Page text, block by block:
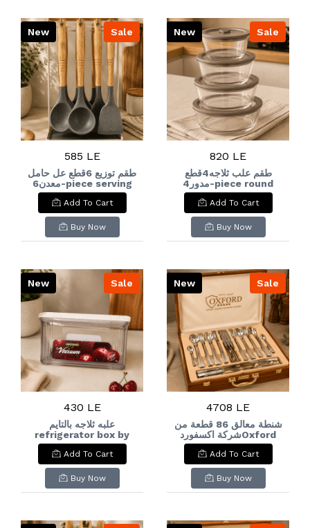
Sale
New
585 LE
طقم توزيع 6قطع عل حامل
معدن6-piece serving
set on a metal stand
Add To Cart
Buy Now
Sale
New
820 LE
طقم علب ثلاجه4قطع
مدور4-piece round
refrigerator
container set
Add To Cart
Buy Now
Sale
New
430 LE
علبه ثلاجه بالتايم
refrigerator box by
time
Add To Cart
Buy Now
Sale
New
4708 LE
شنطة معالق 86 قطعة من
شركة اكسفوردOxford
Cutlery Set, 86
Pieces
Add To Cart
Buy Now